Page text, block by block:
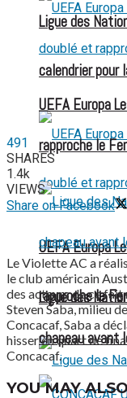
Ligue des
calendrier pour
UEFA Europa
rapproche le
UEFA Europa
rapproche le
Ligue des
chapeau avant
491
SHARES
1.4k
VIEWS
Share on Facebook
Le Violette AC a
le club américain
des acteurs de ce
Steven Saba, milieu
Concacaf, Saba a
hisser en quart de
Concacaf.
YOU MAY